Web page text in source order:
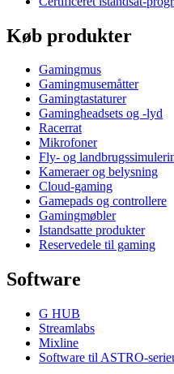
Køb produkter
Gamingmus
Gamingmusemåtter
Gamingtastaturer
Gamingheadsets og -lyd
Racerrat
Mikrofoner
Fly- og
Kameraer og belysning
Cloud-gaming
Gamepads og controllere
Gamingmøbler
Istandsatte produkter
Reservedele til gaming
Software
G HUB
Streamlabs
Mixline
Software til ASTRO-